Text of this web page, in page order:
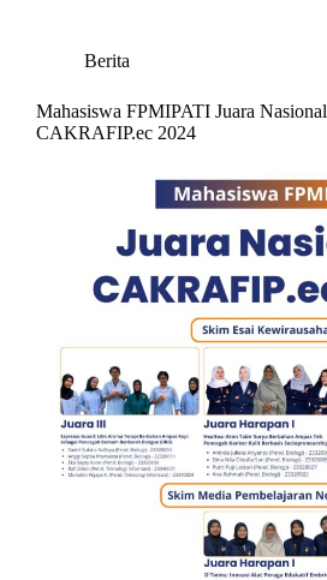
Berita
Mahasiswa FPMIPATI Juara Nasional
CAKRAFIP.ec 2024